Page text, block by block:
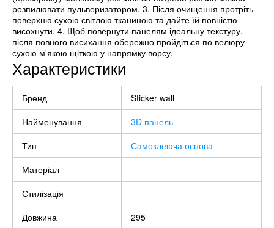
розпилювати пульверизатором. 3. Після очищення протріть
поверхню сухою світлою тканиною та дайте їй повністю
висохнути. 4. Щоб повернути панелям ідеальну текстуру,
після повного висихання обережно пройдіться по велюру
сухою м'якою щіткою у напрямку ворсу.
Характеристики
Бренд
Sticker wall
Найменування
3D панель
Тип
Самоклеюча основа
Матеріал
Стилізація
Довжина
295